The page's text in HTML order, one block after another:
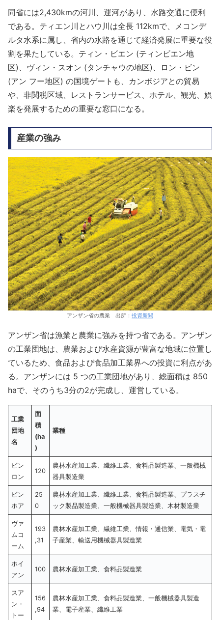
同省には2,430kmの河川、運河があり、水路交通に便利
である。ティエン川とハウ川は全長 112kmで、メコンデ
ルタ水系に属し、省内の水路を通じて経済発展に重要な役
割を果たしている。ティン・ビエン (ティンビエン地
区)、ヴィン・スオン (タンチャウの地区)、ロン・ビン
(アン フー地区) の国境ゲートも、カンボジアとの貿易
や、非関税区域、レストランサービス、ホテル、観光、娯
楽を発展するための重要な窓口になる。
産業の強み
アンザン省の農業 出所： 投資新聞
アンザン省は漁業と農業に強みを持つ省である。アンザン
の工業団地は、農業および水産資源が豊富な地域に位置し
ているため、食品および食品加工業界への投資に利点があ
る。アンザンには 5 つの工業団地があり、総面積は 850
haで、そのうち3分の2が完成し、運営している。
工業
団地
名
面
積
(ha
)
業種
ビン
ロン
120
農林水産加工業、繊維工業、食料品製造業、一般機械
器具製造業
ビン
ホア
25
0
農林水産加工業、繊維工業、食料品製造業、プラスチ
ック製品製造業、一般機械器具製造業、木材製造業
ヴァ
ムコ
ーム
193
,31
農林水産加工業、繊維工業、情報・通信業、電気・電
子産業、輸送用機械器具製造業
ホイ
アン
100 農林水産加工業、食料品製造業
スア
ン・
トー
156
,94
農林水産加工業、食料品製造業、一般機械器具製造
業、電子産業、繊維工業